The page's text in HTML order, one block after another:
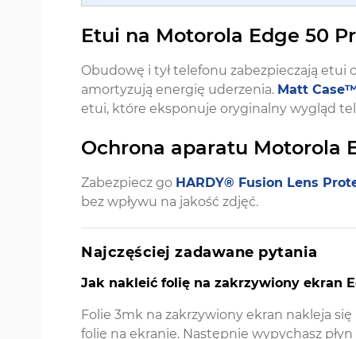
Etui na Motorola Edge 50
Obudowę i tył telefonu zabezpieczają etui
amortyzują energię uderzenia. Matt
etui, które eksponuje oryginalny wygląd
Ochrona aparatu Motorola
Zabezpiecz go HARDY® Fusion Lens
bez wpływu na jakość zdjęć.
Najczęściej zadawane pytania
Jak nakleić folię na zakrzywiony ekran
Folie 3mk na zakrzywiony ekran nakleja
folię na ekranie. Następnie wypychasz